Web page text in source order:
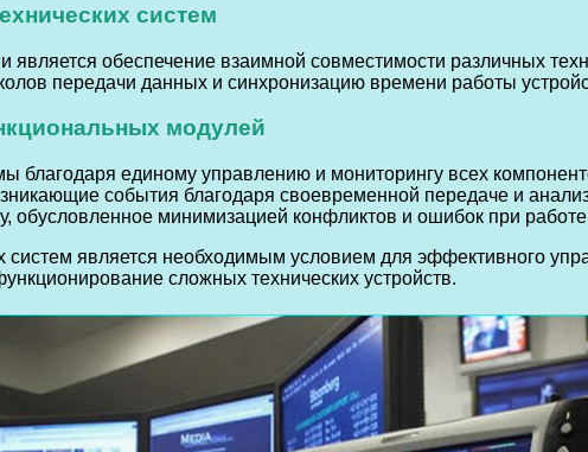
систем
обеспечение взаимной совместимости различных
передачи данных и синхронизацию времени работы
модулей
благодаря единому управлению и мониторингу всех
события благодаря своевременной передаче и
обусловленное минимизацией конфликтов и ошибок при
систем является необходимым условием для эффективного
сложных технических устройств.